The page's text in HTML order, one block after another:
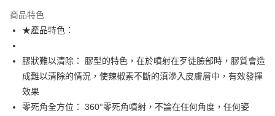
合作金庫商業銀行
華南商業銀行
國泰世華商業銀行
兆豐國際商業銀行
臺灣中小企業銀行
台中商業銀行
匯豐（台灣）商業銀行
聯邦商業銀行
元大商業銀行
永豐商業銀行
超商取貨付款
LINE Pay
Apple Pay
街口支付
商品特色
★產品特色：
膠狀難以清除： 膠型的特色，在於噴射在歹徒臉部時，膠質會造
成難以清除的情況，使辣椒素不斷的滇滲入皮膚層中，有效發揮
效果
零死角全方位： 360°零死角噴射，不論在任何角度，任何姿